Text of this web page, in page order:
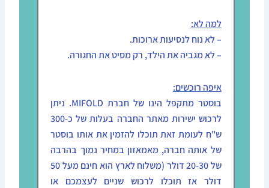
למה לא:
– לא נוח לנסיעות ארוכות.
– לא מגביה את הילד, רק מסיט את החגורה.
איפה רוכשים:
בוסטר מתקפל הינו של חברת MIFOLD. ניתן
לרכוש ישירות מאתר החברה בעלות של כ-300
ש"ח לעומת זאת תוכלו להזמין את אותו בוסטר
של אותה חברה, מאמאזון במחיר נמוך בהרבה
של 20-30 דולר (משלוח לארץ הוא חינם מעל 50
דולר אז תוכלו לרכוש שניים לעצמכם או